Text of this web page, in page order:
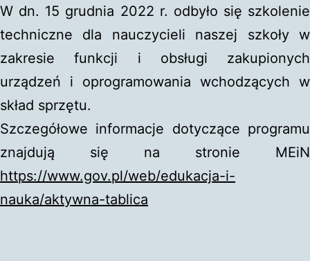
W dn. 15 grudnia 2022 r. odbyło się szkolenie
techniczne dla nauczycieli naszej szkoły w
zakresie funkcji i obsługi zakupionych
urządzeń i oprogramowania wchodzących w
skład sprzętu.
Szczegółowe informacje dotyczące programu
znajdują się na stronie MEiN
https://www.gov.pl/web/edukacja-i-
nauka/aktywna-tablica